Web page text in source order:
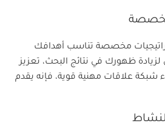
مخصصة تناسب أهدافك
ظهورك في نتائج البحث، تعزيز
شبكة علاقات مهنية قوية، فإنه يقدم